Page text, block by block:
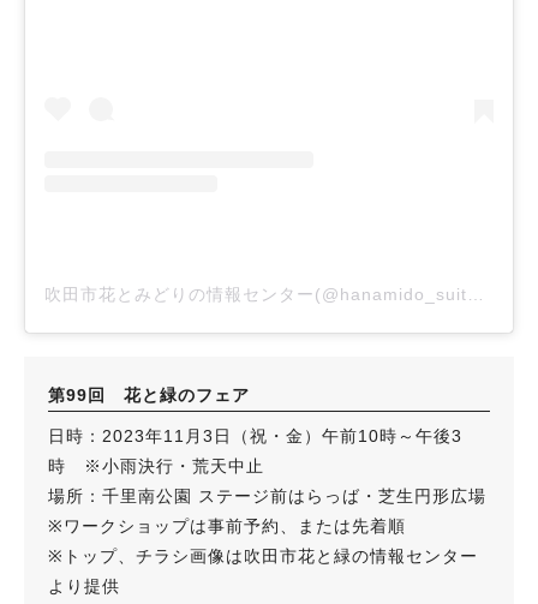
第99回 花と緑のフェア
日時：2023年11月3日（祝・金）午前10時～午後3
時 ※小雨決行・荒天中止
場所：千里南公園 ステージ前はらっば・芝生円形広場
※ワークショップは事前予約、または先着順
※トップ、チラシ画像は吹田市花と緑の情報センター
より提供